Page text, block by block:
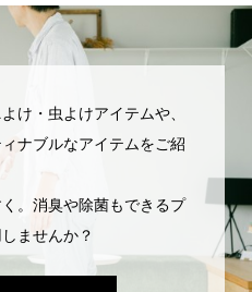
け・虫よけアイテムや、
ナブルなアイテムをご紹
。消臭や除菌もできるプ
ませんか？